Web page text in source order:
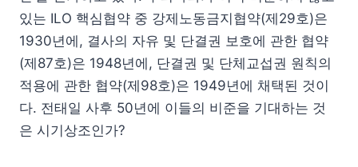
있는 ILO 핵심협약 중 강제노동금지협약(제29호)은
1930년에, 결사의 자유 및 단결권 보호에 관한 협약
(제87호)은 1948년에, 단결권 및 단체교섭권 원칙의
적용에 관한 협약(제98호)은 1949년에 채택된 것이
다. 전태일 사후 50년에 이들의 비준을 기대하는 것
은 시기상조인가?